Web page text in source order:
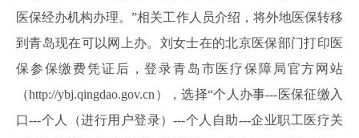
医保经办机构办理。”相关工作人员介绍，将外地医保转移
到青岛现在可以网上办。刘女士在的北京医保部门打印医
保参保缴费凭证后，登录青岛市医疗保障局官方网站
（http://ybj.qingdao.gov.cn），选择“个人办事---医保征缴入
口---个人（进行用户登录）---个人自助---企业职工医疗关